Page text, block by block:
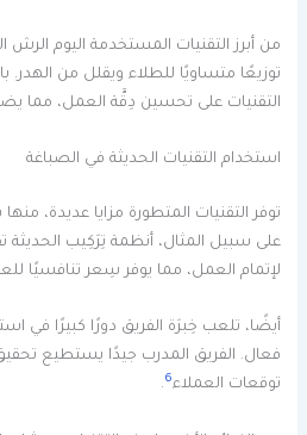
من أبرز التقنيات المستخدمة اليوم
توزيعًا متساويًا للطلاء ويقلل من الهدر.
التقنيات على تحسين دِقَّة العمل، مما
استخدام التقنيات الحديثة في الصباغة
توفر التقنيات المتطورة مزايا عديدة، منها
على سبيل المثال، أنظمة تِرَكِيب
لإتمام العمل، مما يوفر سِعر تنافسيًا
أيضًا، تلعب خِبرَة الفريق دورًا كبيرًا في
فعال. الفريق المدرب جيدًا يستطيع
توقعات العملاء6
.